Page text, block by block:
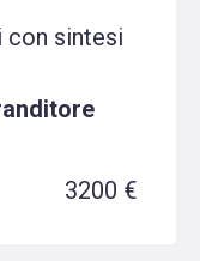
sintesi
3200 €